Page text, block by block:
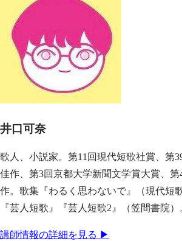
井口可奈
歌人、小説家。第11回現代短歌社賞、第
佳作、第3回京都大学新聞文学賞大賞、
作。歌集『わるく思わないで』（現代短
『芸人短歌』『芸人短歌2』（笠間書院）
講師情報の詳細を見る ▶